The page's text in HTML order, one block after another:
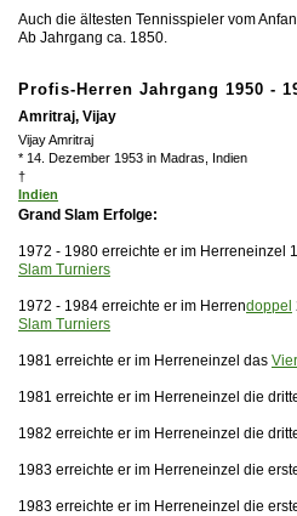
Auch die ältesten Tennisspieler vom
Ab Jahrgang ca. 1850.
Profis-Herren Jahrgang 1950 -
Amritraj, Vijay
Vijay Amritraj
* 14. Dezember 1953 in Madras, Indien
†
Indien
Grand Slam Erfolge:
1972 - 1980 erreichte er im Herreneinzel
Slam Turniers
1972 - 1984 erreichte er im Herrendoppel
Slam Turniers
1981 erreichte er im Herreneinzel das
1981 erreichte er im Herreneinzel die
1982 erreichte er im Herreneinzel die
1983 erreichte er im Herreneinzel die
1983 erreichte er im Herreneinzel die